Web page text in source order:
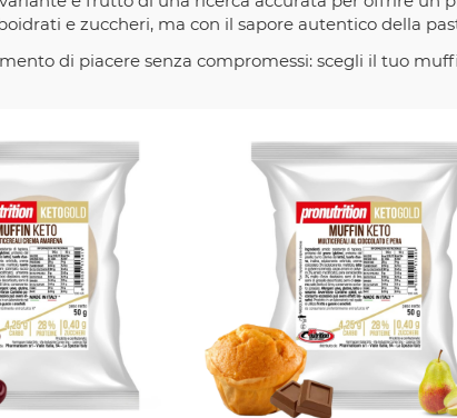
e zuccheri, ma con il sapore autentico della
di piacere senza compromessi: scegli il tuo